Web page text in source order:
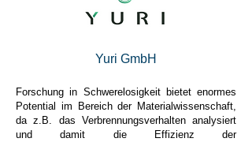
Yuri GmbH
Forschung in Schwerelosigkeit bietet enormes
Potential im Bereich der Materialwissenschaft,
da z.B. das Verbrennungsverhalten analysiert
und damit die Effizienz der